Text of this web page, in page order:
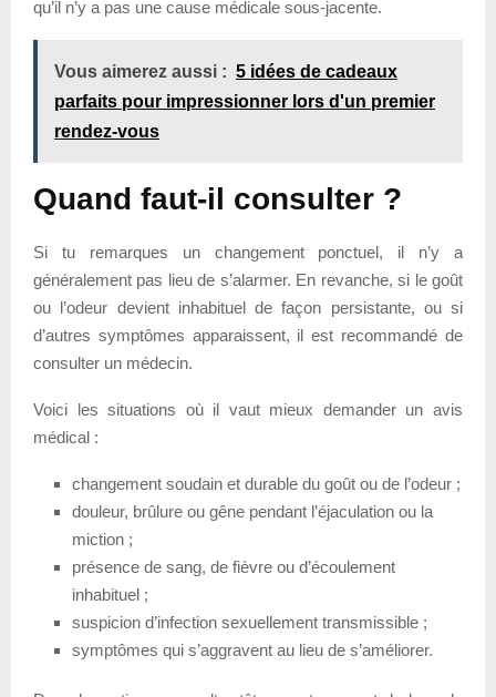
qu’il n’y a pas une cause médicale sous-jacente.
Vous aimerez aussi : 5 idées de cadeaux
parfaits pour impressionner lors d'un premier
rendez-vous
Quand faut-il consulter ?
Si tu remarques un changement ponctuel, il n’y a
généralement pas lieu de s’alarmer. En revanche, si le goût
ou l’odeur devient inhabituel de façon persistante, ou si
d’autres symptômes apparaissent, il est recommandé de
consulter un médecin.
Voici les situations où il vaut mieux demander un avis
médical :
changement soudain et durable du goût ou de l’odeur ;
douleur, brûlure ou gêne pendant l’éjaculation ou la
miction ;
présence de sang, de fièvre ou d’écoulement
inhabituel ;
suspicion d’infection sexuellement transmissible ;
symptômes qui s’aggravent au lieu de s’améliorer.